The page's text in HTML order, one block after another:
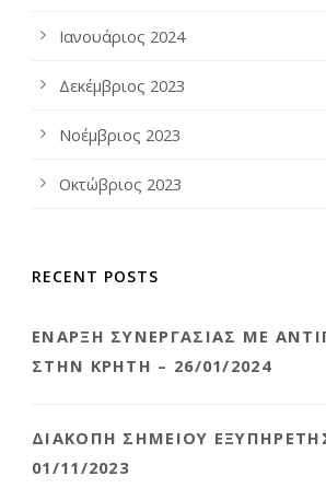
Ιανουάριος 2024
Δεκέμβριος 2023
Νοέμβριος 2023
Οκτώβριος 2023
RECENT POSTS
ΈΝΑΡΞΗ ΣΥΝΕΡΓΑΣΊΑΣ ΜΕ
ΣΤΗΝ ΚΡΉΤΗ – 26/01/2024
ΔΙΑΚΟΠΉ ΣΗΜΕΊΟΥ
01/11/2023